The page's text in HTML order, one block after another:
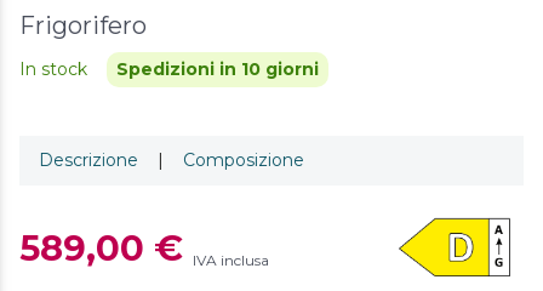
Frigorifero
In stock Spedizioni in 10 giorni
Descrizione | Composizione
589,00 € IVA inclusa